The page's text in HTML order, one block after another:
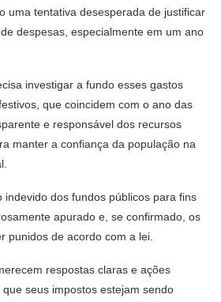
uma tentativa desesperada de justificar
despesas, especialmente em um ano
investigar a fundo esses gastos
que coincidem com o ano das
e responsável dos recursos
manter a confiança da população na
indevido dos fundos públicos para fins
apurado e, se confirmado, os
punidos de acordo com a lei.
respostas claras e ações
seus impostos estejam sendo